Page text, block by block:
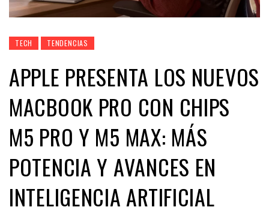
TECH TENDENCIAS
APPLE PRESENTA LOS NUEVOS
MACBOOK PRO CON CHIPS
M5 PRO Y M5 MAX: MÁS
POTENCIA Y AVANCES EN
INTELIGENCIA ARTIFICIAL